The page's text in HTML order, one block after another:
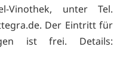
Vinothek, unter Tel.
Der Eintritt für
ist frei. Details: